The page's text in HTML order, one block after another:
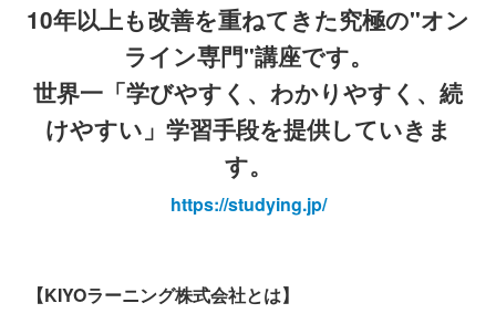
10年以上も改善を重ねてきた究極の"オン
ライン専門"講座です。
世界一「学びやすく、わかりやすく、続
けやすい」学習手段を提供していきま
す。
https://studying.jp/
【KIYOラーニング株式会社とは】